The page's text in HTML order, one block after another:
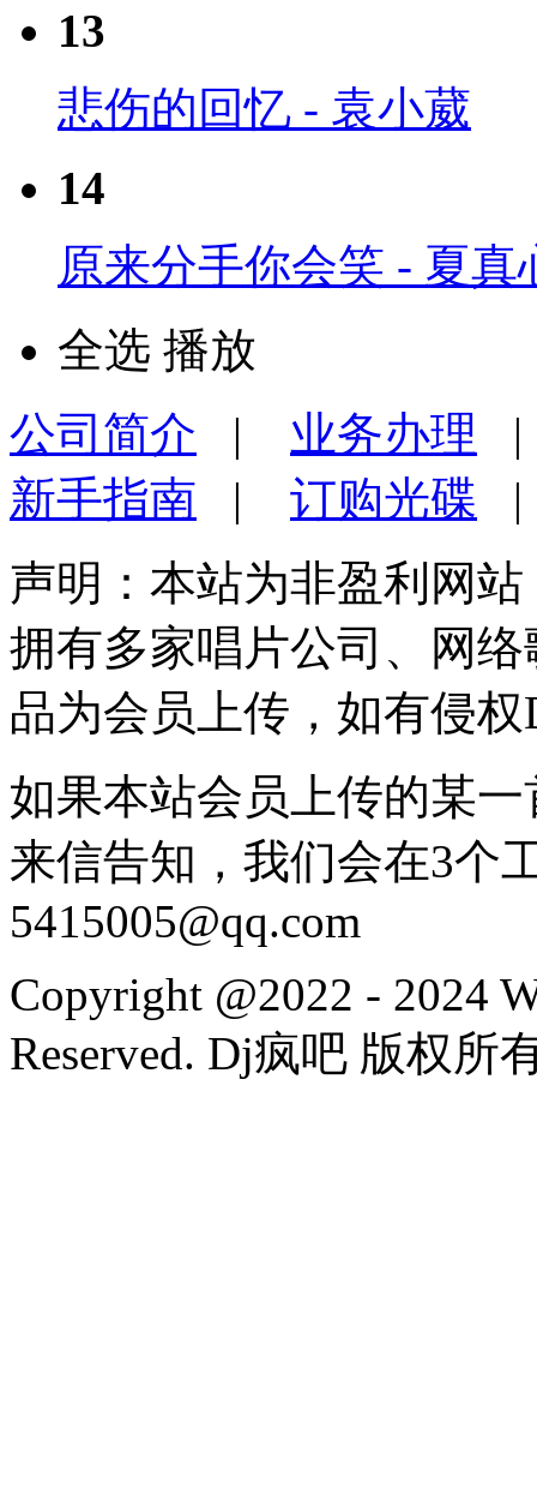
13
悲伤的回忆 - 袁小葳
14
原来分手你会笑 - 夏真
全选 播放
公司简介 | 业务办理
新手指南 | 订购光碟
声明：本站为非盈利网
拥有多家唱片公司、网
品为会员上传，如有侵
如果本站会员上传的某
来信告知，我们会在3个
5415005@qq.com
Copyright @2022 - 2024
Reserved. Dj疯吧 版权所